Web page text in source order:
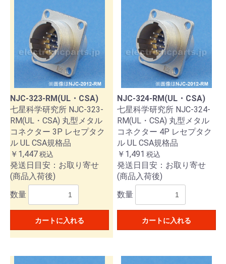
NJC-323-RM(UL・CSA)
七星科学研究所 NJC-323-
RM(UL・CSA) 丸型メタル
コネクター 3P レセプタク
ル UL CSA規格品
￥1,447税込
発送日目安：お取り寄せ
(商品入荷後)
数量
カートに入れる
NJC-324-RM(UL・CSA)
七星科学研究所 NJC-324-
RM(UL・CSA) 丸型メタル
コネクター 4P レセプタク
ル UL CSA規格品
￥1,491 税込
発送日目安：お取り寄せ
(商品入荷後)
数量
カートに入れる